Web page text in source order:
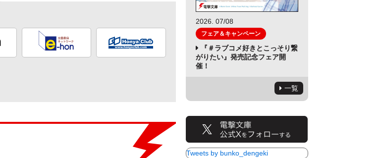
2026. 07/08
フェア＆キャンペーン
『＃ラブコメ好きとこっそり繋
がりたい』発売記念フェア開
催！
一覧
Tweets by bunko_dengeki